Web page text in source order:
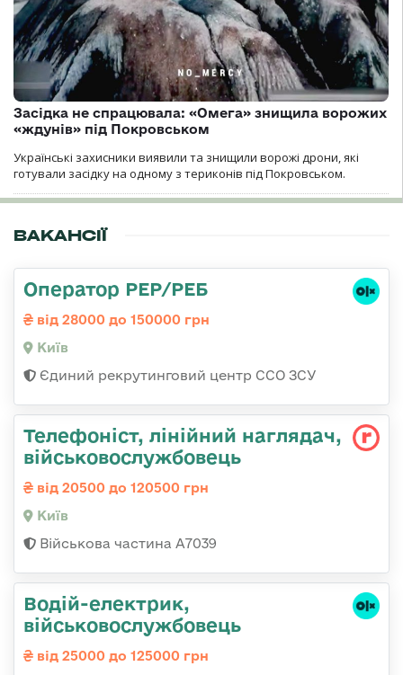
Засідка не спрацювала: «Омега» знищила ворожих
«ждунів» під Покровськом
Українські захисники виявили та знищили ворожі дрони, які
готували засідку на одному з териконів під Покровськом.
ВАКАНСІЇ
Оператор РЕР/РЕБ
від 28000 до 150000 грн
Київ
Єдиний рекрутинговий центр ССО ЗСУ
Телефоніст, лінійний наглядач,
військовослужбовець
від 20500 до 120500 грн
Київ
Військова частина А7039
Водій-електрик,
військовослужбовець
від 25000 до 125000 грн